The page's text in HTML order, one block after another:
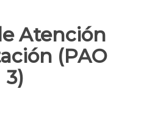
Atención
(PAO
3)